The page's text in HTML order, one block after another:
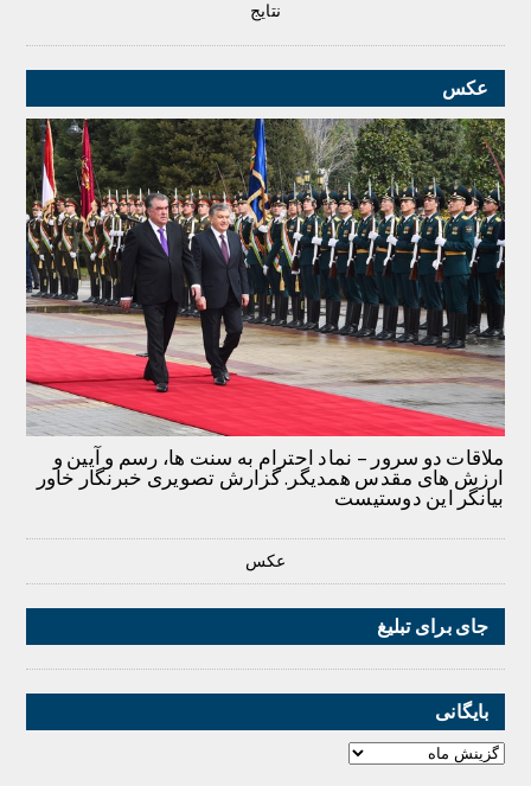
نتایج
عکس
ملاقات دو سرور – نماد احترام به سنت ها، رسم و آیین و
ارزش های مقدس همدیگر. گزارش تصویری خبرنگار خاور
بیانگر این دوستیست
عکس
جای برای تبلیغ
بایگانی